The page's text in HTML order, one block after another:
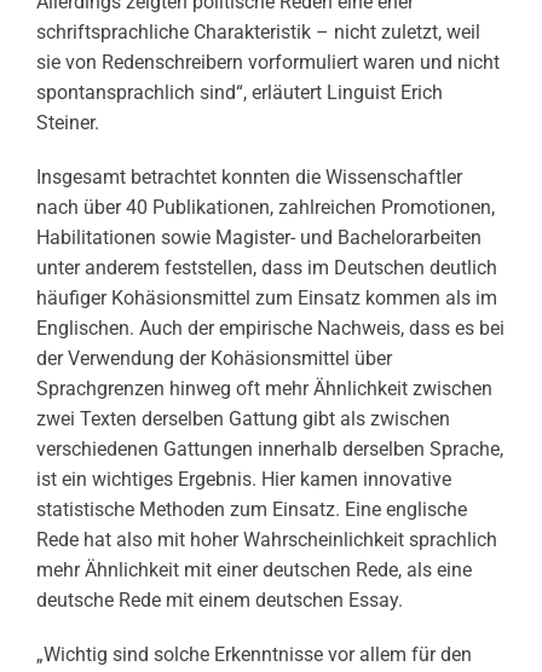
schriftsprachliche Charakteristik – nicht zuletzt, weil
sie von Redenschreibern vorformuliert waren und nicht
spontansprachlich sind“, erläutert Linguist Erich
Steiner.
Insgesamt betrachtet konnten die Wissenschaftler
nach über 40 Publikationen, zahlreichen Promotionen,
Habilitationen sowie Magister- und Bachelorarbeiten
unter anderem feststellen, dass im Deutschen deutlich
häufiger Kohäsionsmittel zum Einsatz kommen als im
Englischen. Auch der empirische Nachweis, dass es bei
der Verwendung der Kohäsionsmittel über
Sprachgrenzen hinweg oft mehr Ähnlichkeit zwischen
zwei Texten derselben Gattung gibt als zwischen
verschiedenen Gattungen innerhalb derselben Sprache,
ist ein wichtiges Ergebnis. Hier kamen innovative
statistische Methoden zum Einsatz. Eine englische
Rede hat also mit hoher Wahrscheinlichkeit sprachlich
mehr Ähnlichkeit mit einer deutschen Rede, als eine
deutsche Rede mit einem deutschen Essay.
„Wichtig sind solche Erkenntnisse vor allem für den